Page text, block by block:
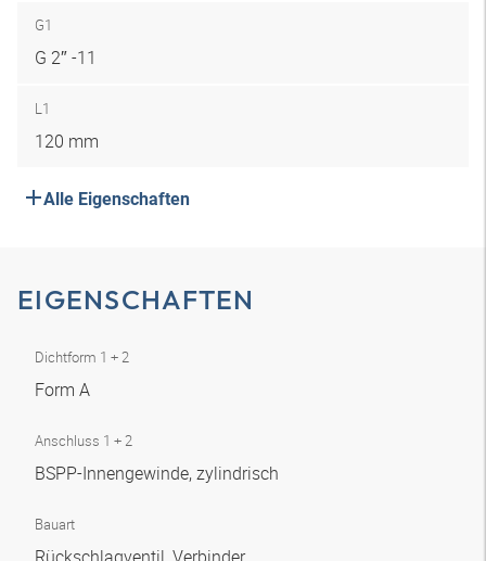
G1
G 2″ -11
L1
120 mm
Alle Eigenschaften
EIGENSCHAFTEN
Dichtform 1 + 2
Form A
Anschluss 1 + 2
BSPP-Innengewinde, zylindrisch
Bauart